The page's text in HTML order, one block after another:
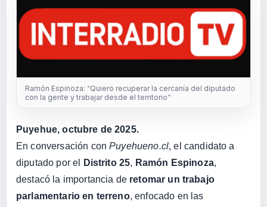
Ramón Espinoza: “Quiero recuperar la cercanía del diputado
con la gente y trabajar desde el territorio”
Puyehue, octubre de 2025.
En conversación conPuyehueno.cl, el candidato a
diputado por el
Distrito 25, Ramón Espinoza,
destacó la importancia de retomar un trabajo
parlamentario en terreno, enfocado en las